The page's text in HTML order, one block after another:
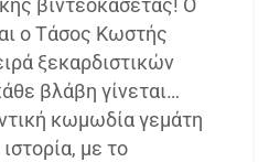
βιντεοκασέτας! Ο
ο Τάσος Κωστής
ξεκαρδιστικών
βλάβη γίνεται…
κωμωδία γεμάτη
με το